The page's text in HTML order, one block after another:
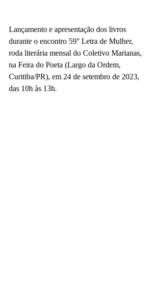
Lançamento e apresentação dos livros
durante o encontro 59° Letra de Mulher,
roda literária mensal do Coletivo Marianas,
na Feira do Poeta (Largo da Ordem,
Curitiba/PR), em 24 de setembro de 2023,
das 10h às 13h.